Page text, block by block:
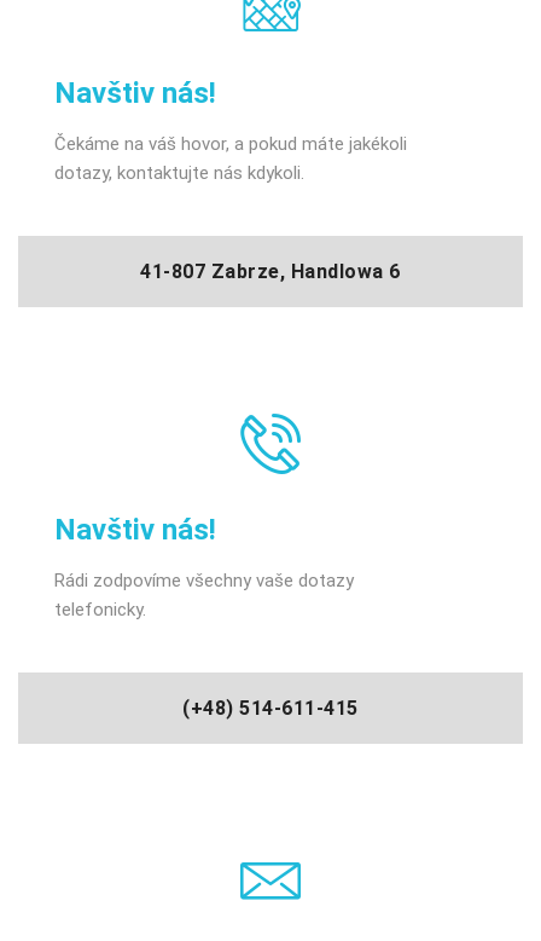
Navštiv nás!
Čekáme na váš hovor, a pokud máte jakékoli
dotazy, kontaktujte nás kdykoli.
41-807 Zabrze, Handlowa 6
Navštiv nás!
Rádi zodpovíme všechny vaše dotazy
telefonicky.
(+48) 514-611-415